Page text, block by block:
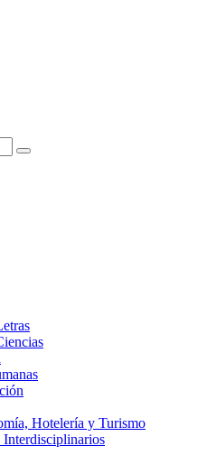
Hotelería y Turismo
Interdisciplinarios